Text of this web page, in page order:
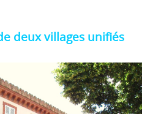
deux villages unifiés